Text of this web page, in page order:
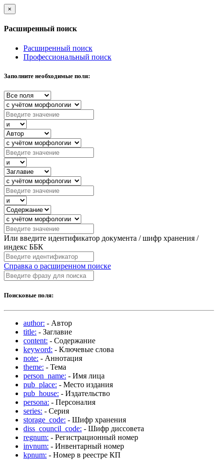
×
Расширенный поиск
Расширенный поиск
Профессиональный поиск
Заполните необходимые поля:
Или введите идентификатор документа / шифр хранения /
индекс ББК
Справка о расширенном поиске
Поисковые поля:
author: - Автор
title: - Заглавие
content: - Содержание
keyword: - Ключевые слова
note: - Аннотация
theme: - Тема
person_name: - Имя лица
pub_place: - Место издания
pub_house: - Издательство
persona: - Персоналия
series: - Серия
storage_code: - Шифр хранения
diss_council_code: - Шифр диссовета
regnum: - Регистрационный номер
invnum: - Инвентарный номер
kpnum: - Номер в реестре КП